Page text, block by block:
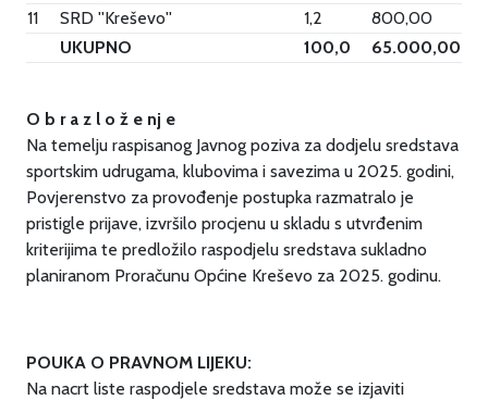
11
SRD ''Kreševo'' 1,2
800,00
UKUPNO
100,0 65.000,00
O b r a z l o ž e nj e
Na temelju raspisanog Javnog poziva za dodjelu sredstava
sportskim udrugama, klubovima i savezima u 2025. godini,
Povjerenstvo za provođenje postupka razmatralo je
pristigle prijave, izvršilo procjenu u skladu s utvrđenim
kriterijima te predložilo raspodjelu sredstava sukladno
planiranom Proračunu Općine Kreševo za 2025. godinu.
POUKA O PRAVNOM LIJEKU:
Na nacrt liste raspodjele sredstava može se izjaviti